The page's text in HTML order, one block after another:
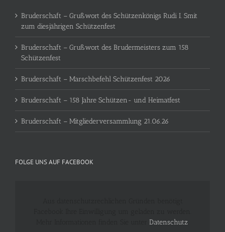
Bruderschaft – Grußwort des Schützenkönigs Rudi I. Smit
zum diesjährigen Schützenfest
Bruderschaft – Grußwort des Brudermeisters zum 158
Schützenfest
Bruderschaft – Marschbefehl Schützenfest 2026
Bruderschaft – 158 Jahre Schützen- und Heimatfest
Bruderschaft – Mitgliederversammlung 21.06.26
FOLGE UNS AUF FACEBOOK
Datenschutz